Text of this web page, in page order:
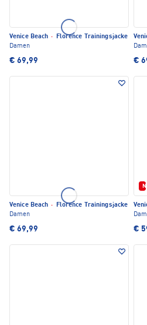
Venice Beach ·
Florence Trainingsjacke
Damen
€ 69,99 €
Venice Beach ·
Florence Trainingsjacke
Damen
€ 69,99 €